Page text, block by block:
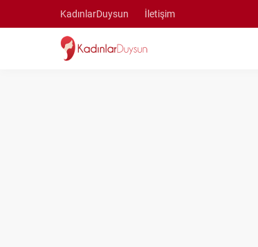
KadınlarDuysun İletişim